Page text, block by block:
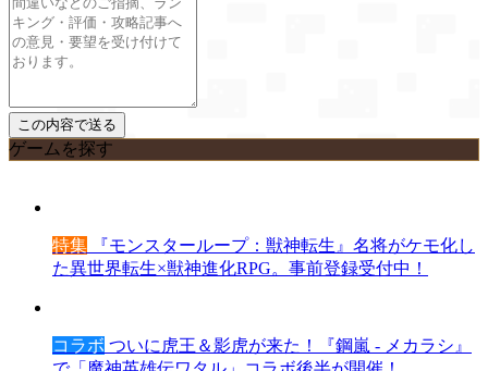
ゲームを探す
特集 『モンスターループ：獣神転生』名将がケモ化し
た異世界転生×獣神進化RPG。事前登録受付中！
コラボ ついに虎王＆影虎が来た！『鋼嵐 - メカラシ』